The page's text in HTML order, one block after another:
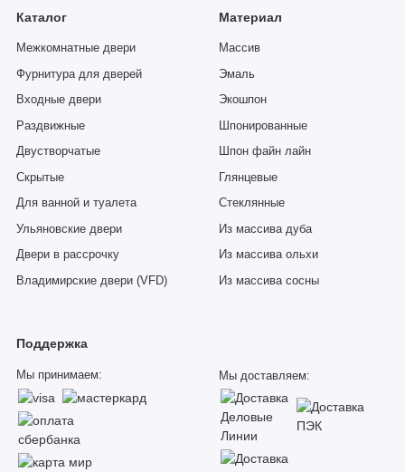
Каталог
Межкомнатные двери
Фурнитура для дверей
Входные двери
Раздвижные
Двустворчатые
Скрытые
Для ванной и туалета
Ульяновские двери
Двери в рассрочку
Владимирские двери (VFD)
Материал
Массив
Эмаль
Экошпон
Шпонированные
Шпон файн лайн
Глянцевые
Стеклянные
Из массива дуба
Из массива ольхи
Из массива сосны
Поддержка
Мы принимаем: Мы доставляем: